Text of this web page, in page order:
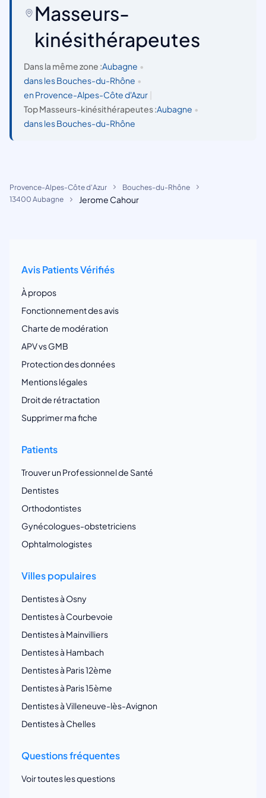
Masseurs-
kinésithérapeutes
Dans la même zone :Aubagne •
dans les Bouches-du-Rhône •
en Provence-Alpes-Côte d'Azur
Top Masseurs-kinésithérapeutes :Aubagne •
dans les Bouches-du-Rhône
Provence-Alpes-Côte d'Azur
Bouches-du-Rhône
13400 Aubagne
Jerome Cahour
Avis Patients Vérifiés
À propos
Fonctionnement des avis
Charte de modération
APV vs GMB
Protection des données
Mentions légales
Droit de rétractation
Supprimer ma fiche
Patients
Trouver un Professionnel de Santé
Dentistes
Orthodontistes
Gynécologues-obstetriciens
Ophtalmologistes
Villes populaires
Dentistes à Osny
Dentistes à Courbevoie
Dentistes à Mainvilliers
Dentistes à Hambach
Dentistes à Paris 12ème
Dentistes à Paris 15ème
Dentistes à Villeneuve-lès-Avignon
Dentistes à Chelles
Questions fréquentes
Voir toutes les questions